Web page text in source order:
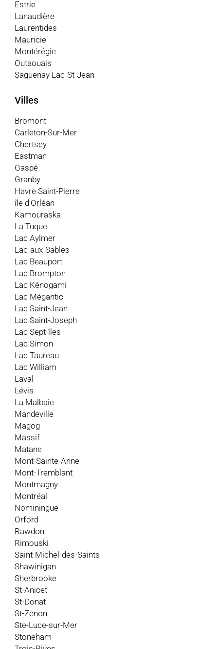
Estrie
Lanaudière
Laurentides
Mauricie
Montérégie
Outaouais
Saguenay Lac-St-Jean
Villes
Bromont
Carleton-Sur-Mer
Chertsey
Eastman
Gaspé
Granby
Havre Saint-Pierre
île d'Orléan
Kamouraska
La Tuque
Lac Aylmer
Lac-aux-Sables
Lac Beauport
Lac Brompton
Lac Kénogami
Lac Mégantic
Lac Saint-Jean
Lac Saint-Joseph
Lac Sept-îles
Lac Simon
Lac Taureau
Lac William
Laval
Lévis
La Malbaie
Mandeville
Magog
Massif
Matane
Mont-Sainte-Anne
Mont-Tremblant
Montmagny
Montréal
Nominingue
Orford
Rawdon
Rimouski
Saint-Michel-des-Saints
Shawinigan
Sherbrooke
St-Anicet
St-Donat
St-Zénon
Ste-Luce-sur-Mer
Stoneham